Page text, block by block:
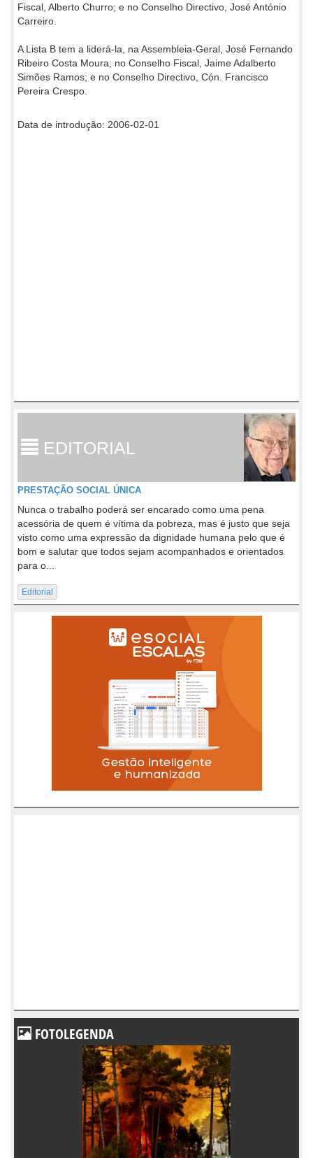
Fiscal, Alberto Churro; e no Conselho Directivo, José António
Carreiro.
A Lista B tem a liderá-la, na Assembleia-Geral, José Fernando
Ribeiro Costa Moura; no Conselho Fiscal, Jaime Adalberto
Simões Ramos; e no Conselho Directivo, Cón. Francisco
Pereira Crespo.
Data de introdução: 2006-02-01
EDITORIAL
PRESTAÇÃO SOCIAL ÚNICA
Nunca o trabalho poderá ser encarado como uma pena
acessória de quem é vítima da pobreza, mas é justo que seja
visto como uma expressão da dignidade humana pelo que é
bom e salutar que todos sejam acompanhados e orientados
para o...
Editorial
FOTOLEGENDA